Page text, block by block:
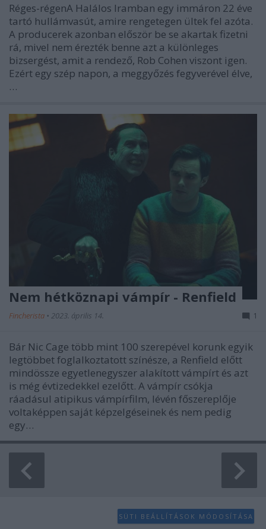
Réges-régenA Halálos Iramban egy immáron 22 éve
tartó hullámvasút, amire rengetegen ültek fel azóta.
A producerek azonban először be se akartak fizetni
rá, mivel nem érezték benne azt a különleges
bizsergést, amit a rendező, Rob Cohen viszont igen.
Ezért egy szép napon, a meggyőzés fegyverével élve,
…
Nem hétköznapi vámpír - Renfield
Fincherista • 2023. április 14. 1
Bár Nic Cage több mint 100 szerepével korunk egyik
legtöbbet foglalkoztatott színésze, a Renfield előtt
mindössze egyetlenegyszer alakított vámpírt és azt
is még évtizedekkel ezelőtt. A vámpír csókja
ráadásul atipikus vámpírfilm, lévén főszereplője
voltaképpen saját képzelgéseinek és nem pedig
egy…
SÜTI BEÁLLÍTÁSOK MÓDOSÍTÁSA